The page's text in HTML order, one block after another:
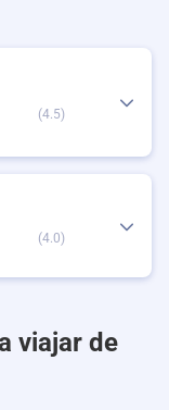
(4.5)
(4.0)
viajar de